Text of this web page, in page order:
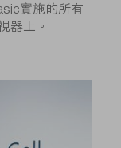
實施的所有
器上。